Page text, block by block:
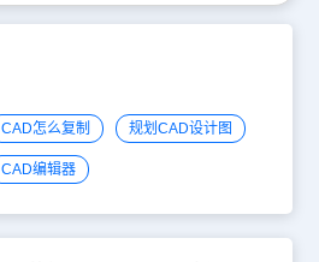
CAD怎么复制 规划CAD设计图
CAD编辑器